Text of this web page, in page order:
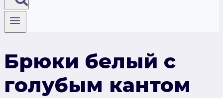
Брюки белый с
голубым кантом